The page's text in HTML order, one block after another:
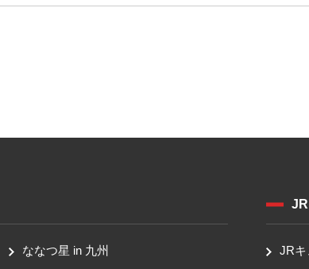
ななつ星 in 九州
JRキ